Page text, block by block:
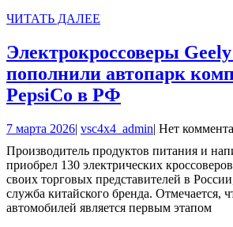
ЧИТАТЬ ДАЛЕЕ
Электрокроссоверы
пополнили автопарк
PepsiCo в РФ
EX5
пополнили
автопарк
компании
7 марта 20267
2026
| vsc4x4_adminvsc4x4_admin
| Нет
Производитель продуктов питания и напитков PepsiCo
приобрел 130 электрических
своих торговых представителей в
служба китайского бренда. Отмечается,
автомобилей является первым этапом